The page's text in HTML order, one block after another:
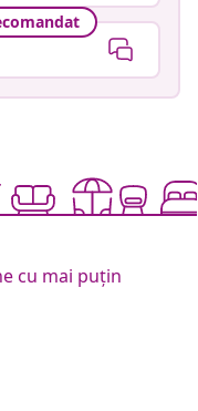
cu mai puțin